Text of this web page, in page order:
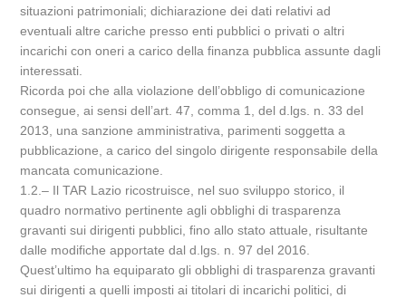
situazioni patrimoniali; dichiarazione dei dati relativi ad
eventuali altre cariche presso enti pubblici o privati o altri
incarichi con oneri a carico della finanza pubblica assunte dagli
interessati.
Ricorda poi che alla violazione dell’obbligo di comunicazione
consegue, ai sensi dell’art. 47, comma 1, del d.lgs. n. 33 del
2013, una sanzione amministrativa, parimenti soggetta a
pubblicazione, a carico del singolo dirigente responsabile della
mancata comunicazione.
1.2.– Il TAR Lazio ricostruisce, nel suo sviluppo storico, il
quadro normativo pertinente agli obblighi di trasparenza
gravanti sui dirigenti pubblici, fino allo stato attuale, risultante
dalle modifiche apportate dal d.lgs. n. 97 del 2016.
Quest’ultimo ha equiparato gli obblighi di trasparenza gravanti
sui dirigenti a quelli imposti ai titolari di incarichi politici, di